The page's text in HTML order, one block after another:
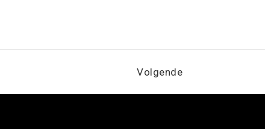
Volgende